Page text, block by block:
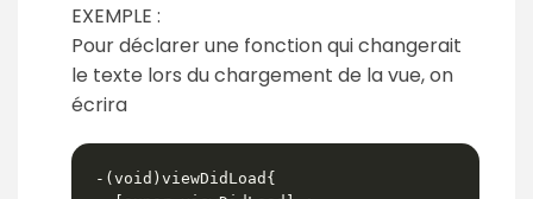
EXEMPLE :
Pour déclarer une fonction qui changerait
le texte lors du chargement de la vue, on
écrira
-(void)viewDidLoad{